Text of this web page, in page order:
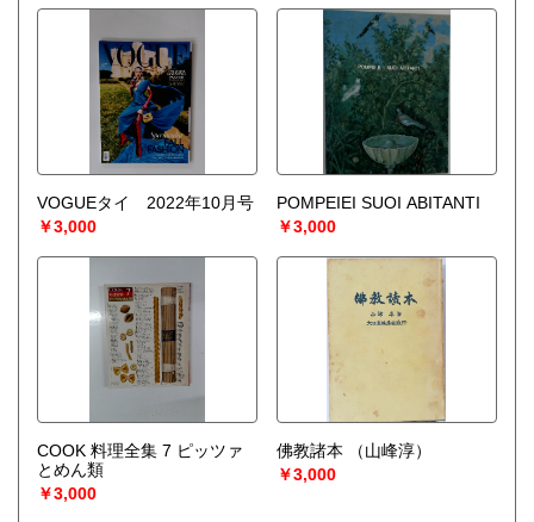
VOGUEタイ 2022年10月号
￥3,000
POMPEIEI SUOI ABITANTI
￥3,000
COOK 料理全集 7 ピッツァ
とめん類
￥3,000
佛教諸本
（山峰淳）
￥3,000